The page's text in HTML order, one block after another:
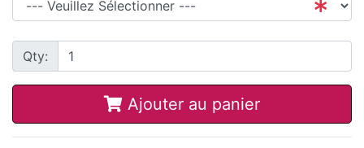
Qty:
Ajouter au panier